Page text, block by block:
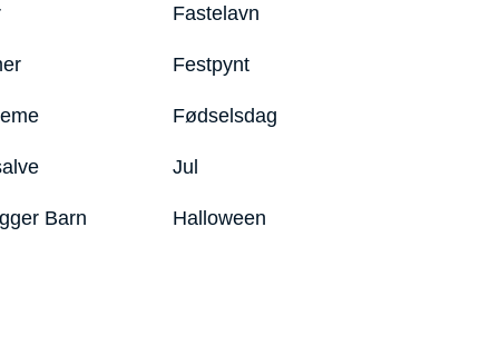
Barn
Fastelavn
Festpynt
Fødselsdag
Jul
Halloween